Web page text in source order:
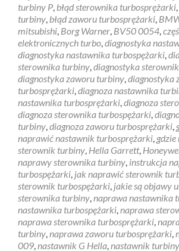
turbiny P, błąd sterownika turbosprężarki,
turbiny, błąd zaworu turbosprężarki,
mitsubishi, Borg Warner, BV50 0054,
elektronicznych turbo,diagnostyka
diagnostyka nastawnika turbospężarki,
sterownika turbiny,diagnostyka
diagnostyka zaworu turbiny,diagnostyka
turbosprężarki,diagnoza nastawnika
nastawnika turbosprężarki,diagnoza
diagnoza sterownika turbospężarki,
turbiny,diagnoza zaworu turbosprężarki,
naprawić nastawnik turbosprężarki,
sterownik turbiny, Hella Garrett,
naprawy sterownika turbiny, instrukcja
turbospężarki, jak naprawić sterownik
sterownik turbospężarki, jakie są objawy
sterownika turbiny,naprawa nastawnika
nastawnika turbospężarki,naprawa
naprawa sterownika turbosprężarki,
turbiny,naprawa zaworu turbosprężarki,
009,nastawnik G Hella,nastawnik turbiny